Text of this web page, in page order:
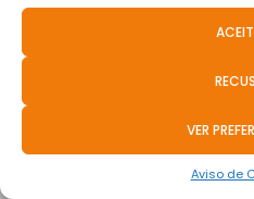
VER
Aviso de